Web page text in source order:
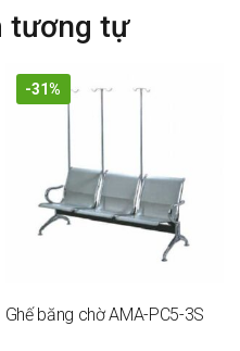
tương tự
-31%
Ghế băng chờ AMA-PC5-3S